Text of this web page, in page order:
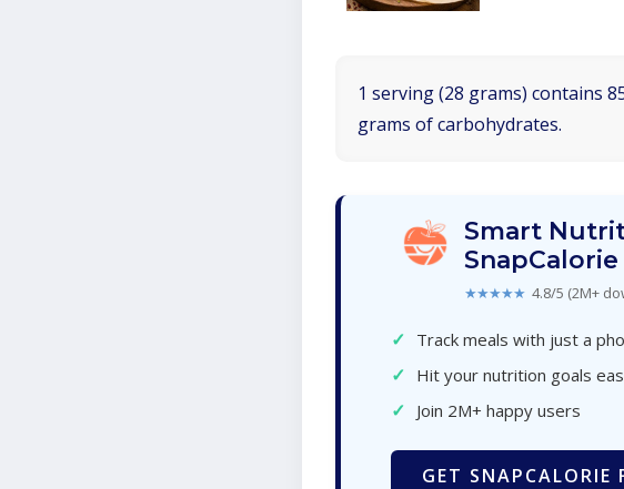
1 serving (28 grams) contains
grams of carbohydrates.
Smart
SnapCalorie
★★★★★ 4.8/5 (2M+
✓ Track meals with just a
✓ Hit your nutrition goals
✓ Join 2M+ happy users
GET SNAPCALORIE